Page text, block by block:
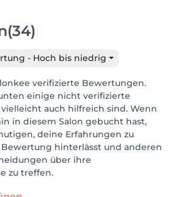
(34)
- Hoch bis niedrig
verifizierte Bewertungen.
einige nicht verifizierte
auch hilfreich sind. Wenn
in diesem Salon gebucht hast,
deine Erfahrungen zu
hinterlässt und anderen
über ihre
zu treffen.